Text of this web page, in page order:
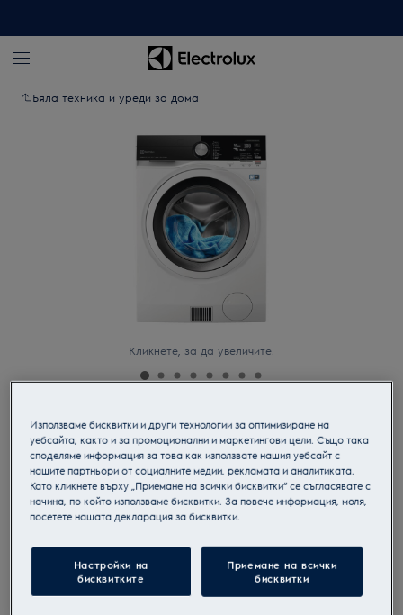
Бяла техника и уреди за дома
Кликнете, за да увеличите.
EW9WN249W
Пералня със сушилня
Инструкциите за безопасност и предупрежденията за
безопасност съгласно регламент на ЕС 2023/988 са
Използваме бисквитки и други технологии за оптимизиране на
уебсайта, както и за промоционални и маркетингови цели. Също така
споделяме информация за това как използвате нашия уебсайт с
нашите партньори от социалните медии, рекламата и аналитиката.
Като кликнете върху „Приемане на всички бисквитки“ се съгласявате с
начина, по който използваме бисквитки. За повече информация, моля,
посетете нашата декларация за бисквитки.
Настройки на
бисквитките
Приемане на всички
бисквитки